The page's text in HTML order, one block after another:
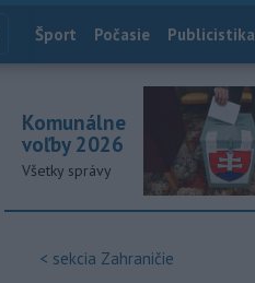
Index
Šport Počasie Publicistika
Komunálne
voľby 2026
Všetky správy
< sekcia Zahraničie